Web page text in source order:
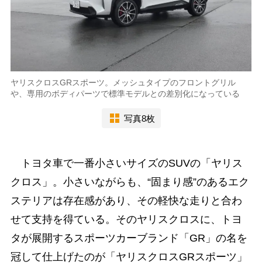
ヤリスクロスGRスポーツ。メッシュタイプのフロントグリル
や、専用のボディパーツで標準モデルとの差別化になっている
写真8枚
トヨタ車で一番小さいサイズのSUVの「ヤリス
クロス」。小さいながらも、“固まり感”のあるエク
ステリアは存在感があり、その軽快な走りと合わ
せて支持を得ている。そのヤリスクロスに、トヨ
タが展開するスポーツカーブランド「GR」の名を
冠して仕上げたのが「ヤリスクロスGRスポーツ」